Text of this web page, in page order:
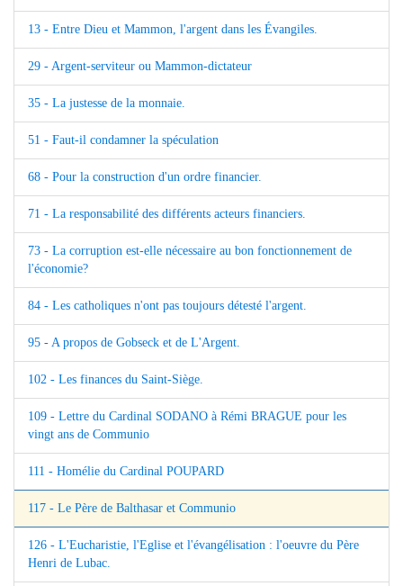
13 - Entre Dieu et Mammon, l'argent dans les Évangiles.
29 - Argent-serviteur ou Mammon-dictateur
35 - La justesse de la monnaie.
51 - Faut-il condamner la spéculation
68 - Pour la construction d'un ordre financier.
71 - La responsabilité des différents acteurs financiers.
73 - La corruption est-elle nécessaire au bon fonctionnement de
l'économie?
84 - Les catholiques n'ont pas toujours détesté l'argent.
95 - A propos de Gobseck et de L'Argent.
102 - Les finances du Saint-Siège.
109 - Lettre du Cardinal SODANO à Rémi BRAGUE pour les
vingt ans de Communio
111 - Homélie du Cardinal POUPARD
117 - Le Père de Balthasar et Communio
126 - L'Eucharistie, l'Eglise et l'évangélisation : l'oeuvre du Père
Henri de Lubac.